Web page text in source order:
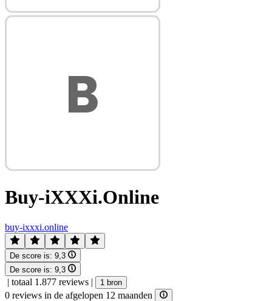
Buy-iXXXi.Online
buy-ixxxi.online
De score is: 9,3
De score is: 9,3
| totaal 1.877 reviews | 1 bron
0 reviews in de afgelopen 12 maanden